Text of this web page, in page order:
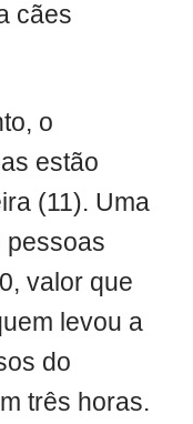
cães
o
estão
(11). Uma
pessoas
valor que
levou a
do
três horas.